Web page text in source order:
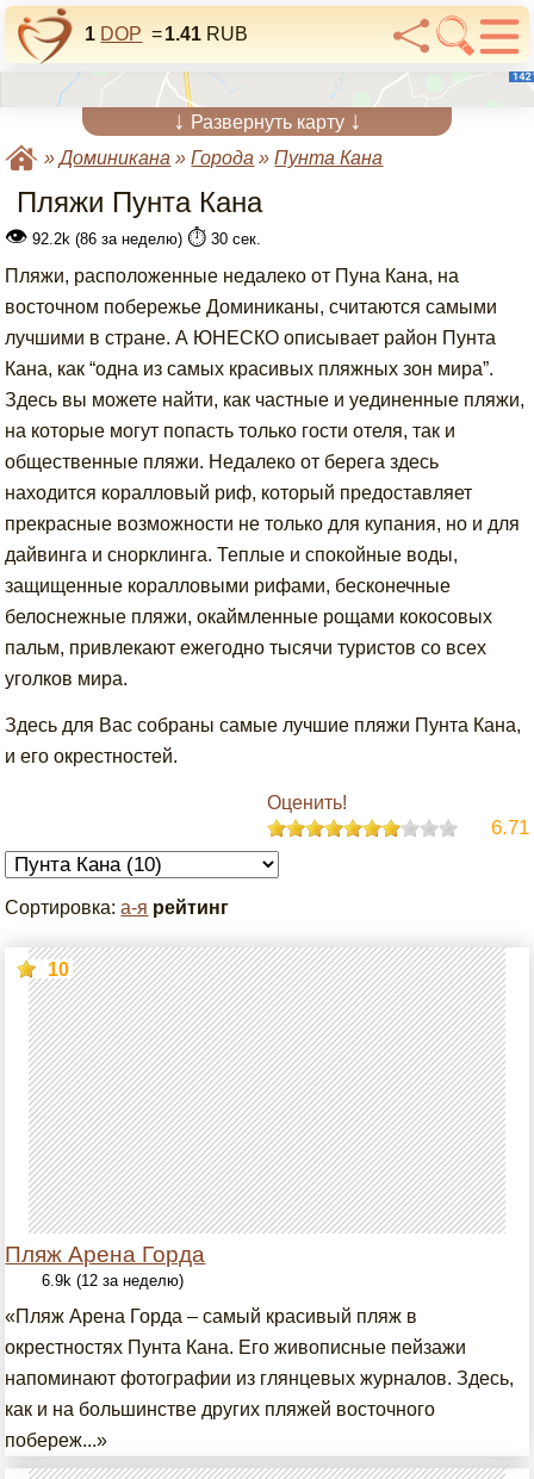
1 DOP =1.41 RUB
↓ Развернуть карту ↓
»Доминикана »Города »Пунта Кана
Пляжи Пунта Кана
👁 92.2k (86 за неделю) ⏱️ 30 сек.
Пляжи, расположенные недалеко от Пуна Кана, на
восточном побережье Доминиканы, считаются самыми
лучшими в стране. А ЮНЕСКО описывает район Пунта
Кана, как “одна из самых красивых пляжных зон мира”.
Здесь вы можете найти, как частные и уединенные пляжи,
на которые могут попасть только гости отеля, так и
общественные пляжи. Недалеко от берега здесь
находится коралловый риф, который предоставляет
прекрасные возможности не только для купания, но и для
дайвинга и снорклинга. Теплые и спокойные воды,
защищенные коралловыми рифами, бесконечные
белоснежные пляжи, окаймленные рощами кокосовых
пальм, привлекают ежегодно тысячи туристов со всех
уголков мира.
Здесь для Вас собраны самые лучшие пляжи Пунта Кана,
и его окрестностей.
Оценить!
6.71
Сортировка:а-я рейтинг
Пляж Арена Горда
10
6.9k (12 за неделю)
«Пляж Арена Горда – самый красивый пляж в
окрестностях Пунта Кана. Его живописные пейзажи
напоминают фотографии из глянцевых журналов. Здесь,
как и на большинстве других пляжей восточного
побереж...»